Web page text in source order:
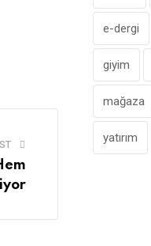
e-dergi
giyim
mağaza
yatırım